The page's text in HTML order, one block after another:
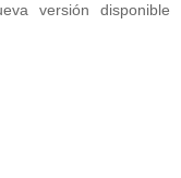
versión disponible